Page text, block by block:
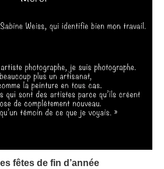
fêtes de fin d’année